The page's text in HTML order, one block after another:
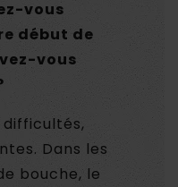
vous
début de
vous
difficultés,
Dans les
bouche, le